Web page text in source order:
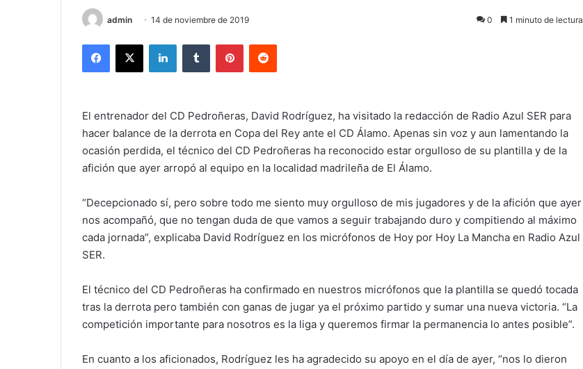
admin 14 de noviembre de 2019 0 1 minuto de lectura
El entrenador del CD Pedroñeras, David Rodríguez, ha visitado la redacción de Radio Azul SER para
hacer balance de la derrota en Copa del Rey ante el CD Álamo. Apenas sin voz y aun lamentando la
ocasión perdida, el técnico del CD Pedroñeras ha reconocido estar orgulloso de su plantilla y de la
afición que ayer arropó al equipo en la localidad madrileña de El Álamo.
“Decepcionado sí, pero sobre todo me siento muy orgulloso de mis jugadores y de la afición que ayer
nos acompañó, que no tengan duda de que vamos a seguir trabajando duro y compitiendo al máximo
cada jornada”, explicaba David Rodríguez en los micrófonos de Hoy por Hoy La Mancha en Radio Azul
SER.
El técnico del CD Pedroñeras ha confirmado en nuestros micrófonos que la plantilla se quedó tocada
tras la derrota pero también con ganas de jugar ya el próximo partido y sumar una nueva victoria. “La
competición importante para nosotros es la liga y queremos firmar la permanencia lo antes posible”.
En cuanto a los aficionados, Rodríguez les ha agradecido su apoyo en el día de ayer, “nos lo dieron